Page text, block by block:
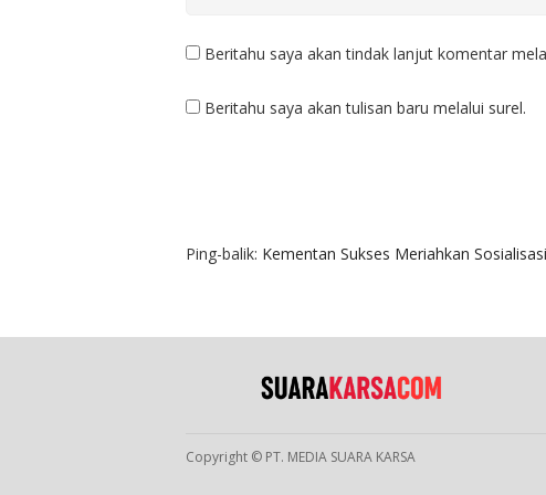
Beritahu saya akan tindak lanjut komentar
Beritahu saya akan tulisan baru melalui surel.
Ping-balik: Kementan Sukses Meriahkan
Copyright © PT. MEDIA SUARA KARSA